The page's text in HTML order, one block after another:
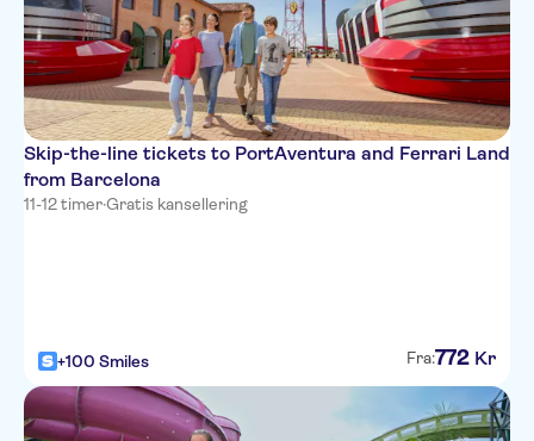
Skip-the-line tickets to PortAventura and Ferrari Land
from Barcelona
11-12 timer·Gratis kansellering
+100 Smiles Fra:772 Kr